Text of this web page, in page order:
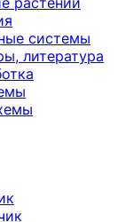
системы
литература